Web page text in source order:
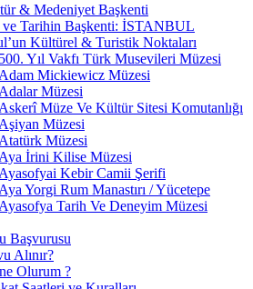
& Medeniyet Başkenti
Tarihin Başkenti: İSTANBUL
Kültürel & Turistik Noktaları
500. Yıl Vakfı Türk Musevileri Müzesi
Adam Mickiewicz Müzesi
Adalar Müzesi
Askerî Müze Ve Kültür Sitesi Komutanlığı
Aşiyan Müzesi
Atatürk Müzesi
Aya İrini Kilise Müzesi
Ayasofyai Kebir Camii Şerifi
Aya Yorgi Rum Manastırı / Yücetepe
Ayasofya Tarih Ve Deneyim Müzesi
Başvurusu
Alınır?
Olurum ?